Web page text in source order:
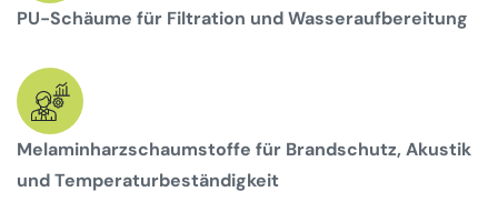
PU-Schäume für Filtration und Wasseraufbereitung
Melaminharzschaumstoffe für Brandschutz, Akustik
und Temperaturbeständigkeit